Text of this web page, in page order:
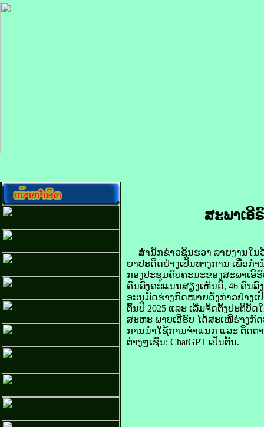
ສະພາ​ເອີ​
ສຳນັກ​ຂ່າວຊິນ​ຮວາ ລາຍ​ງານ​ໃນ​ວັ
ຍາ​ປະດິດ​ຢ່າງ​ເປັນ​ທາງ​ການ ເພື່ອ​ກ
ກອງ​ປະຊຸມ​ຄົບ​ຄະນະ​ຂອງ​ສະພາ​ເອີ​
ຄົນ​ລົງ​ຄະແນນ​ສຽງ​ເຫັນ​ດີ, 46 ຄົນ​ລົ
ອະນຸມັດ​ຮ່າງ​ກົດໝາຍ​ດັ່ງກ່າວ​ຢ່າງ​ເ
ຕົ້ນ​ປີ 2025 ແລະ ເລີ່ມ​ຈັດ​ຕັ້ງ​ປະຕິບັ
ສະຫະ ພາບ​ເອີ​ຣົບ ໄດ້​ສະເໜີ​ຮ່າງ​ກົ
ການ​ນຳ​ໃຊ້​ການ​ຈຳແນກ ແລະ ຕິດຕ
ຕ່າງໆ​ເຊັ່ນ: ChatGPT ເປັນຕົ້ນ.